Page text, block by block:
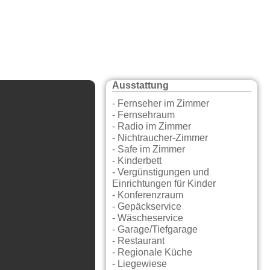
Ausstattung
- Fernseher im Zimmer
- Fernsehraum
- Radio im Zimmer
- Nichtraucher-Zimmer
- Safe im Zimmer
- Kinderbett
- Vergünstigungen und
Einrichtungen für Kinder
- Konferenzraum
- Gepäckservice
- Wäscheservice
- Garage/Tiefgarage
- Restaurant
- Regionale Küche
- Liegewiese